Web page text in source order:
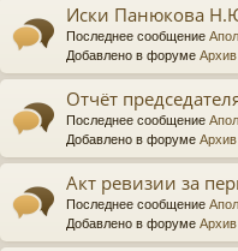
Иски Панюкова
Последнее сообщение
Добавлено в форуме Архив
Отчёт
Последнее сообщение
Добавлено в форуме Архив
Акт ревизии за
Последнее сообщение
Добавлено в форуме Архив